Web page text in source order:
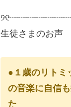
生徒さまのお声
●１歳のリトミ
の音楽に自信
た